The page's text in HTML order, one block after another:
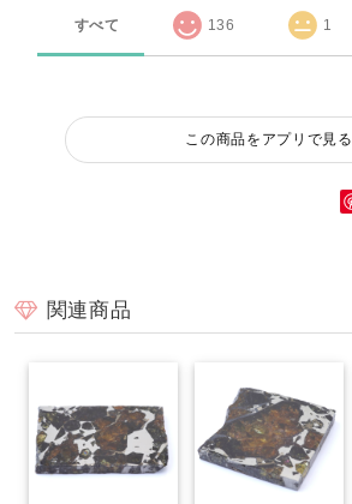
すべて 136 1
この商品をアプリで見る
関連商品